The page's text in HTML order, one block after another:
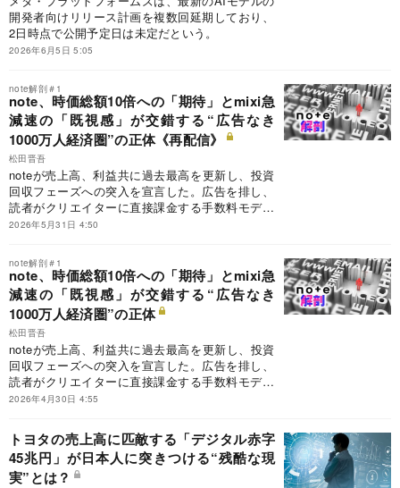
績の安定度」＊でも高く評価された。キャピタ
ル・インターナショナルの雨宮弘明さんに、その
運用の特徴と、独自の仕組みについて聞いた。
開発者向けリリース計画を複数回延期しており、
2日時点で公開予定日は未定だという。
2026年6月5日 5:05
note解剖＃1
note、時価総額10倍への「期待」とmixi急
減速の「既視感」が交錯する“広告なき
1000万人経済圏”の正体《再配信》
松田晋吾
noteが売上高、利益共に過去最高を更新し、投資
回収フェーズへの突入を宣言した。広告を排し、
読者がクリエイターに直接課金する手数料モデル
で「情報のインフラ」を標榜するが、市場が危惧
再来だ。X（旧Twitter）の長文参入など競合の影
が差す中、note経営陣が描く「ストック型ビジネ
ス」の持続性を検証する。
2026年5月31日 4:50
note解剖＃1
note、時価総額10倍への「期待」とmixi急
減速の「既視感」が交錯する“広告なき
1000万人経済圏”の正体
松田晋吾
noteが売上高、利益共に過去最高を更新し、投資
回収フェーズへの突入を宣言した。広告を排し、
読者がクリエイターに直接課金する手数料モデル
で「情報のインフラ」を標榜するが、市場が危惧
再来だ。X（旧Twitter）の長文参入など競合の影
が差す中、note経営陣が描く「ストック型ビジネ
ス」の持続性を検証する。
2026年4月30日 4:55
トヨタの売上高に匹敵する「デジタル赤字
45兆円」が日本人に突きつける“残酷な現
実”とは？